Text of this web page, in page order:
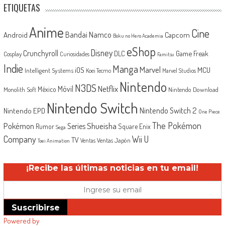
ETIQUETAS
Android Anime Bandai Namco Boku no Hero Academia Capcom Cine
Cosplay Crunchyroll Curiosidades Disney DLC eShop Famitsu Game Freak
Indie Intelligent Systems iOS Koei Tecmo MangaMarvel Marvel Studios MCU
Monolith Soft México Móvil N3DSNetflix Nintendo Nintendo Download
Nintendo EPD Nintendo Switch Nintendo Switch 2 One Piece
Pokémon Rumor Sega SeriesShueisha Square EnixThe Pokémon
Company Toei Animation TV Ventas Ventas Japón Wii U
¡Recibe las últimas noticias en tu email!
Suscribirse
Powered by